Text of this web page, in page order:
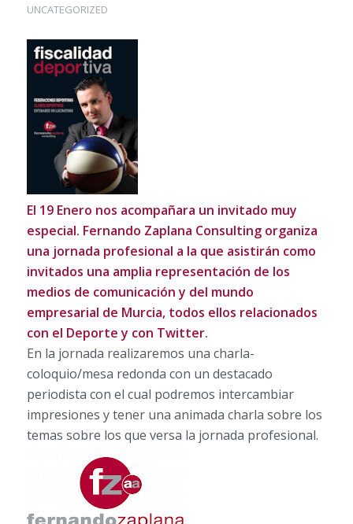
UNCATEGORIZED
El 19 Enero nos acompañara un invitado muy
especial. Fernando Zaplana Consulting organiza
una jornada profesional a la que asistirán como
invitados una amplia representación de los
medios de comunicación y del mundo
empresarial de Murcia, todos ellos relacionados
con el Deporte y con Twitter.
En la jornada realizaremos una charla-
coloquio/mesa redonda con un destacado
periodista con el cual podremos intercambiar
impresiones y tener una animada charla sobre los
temas sobre los que versa la jornada profesional.